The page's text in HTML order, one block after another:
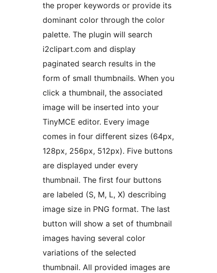
the proper keywords or provide its
dominant color through the color
palette. The plugin will search
i2clipart.com and display
paginated search results in the
form of small thumbnails. When you
click a thumbnail, the associated
image will be inserted into your
TinyMCE editor. Every image
comes in four different sizes (64px,
128px, 256px, 512px). Five buttons
are displayed under every
thumbnail. The first four buttons
are labeled (S, M, L, X) describing
image size in PNG format. The last
button will show a set of thumbnail
images having several color
variations of the selected
thumbnail. All provided images are